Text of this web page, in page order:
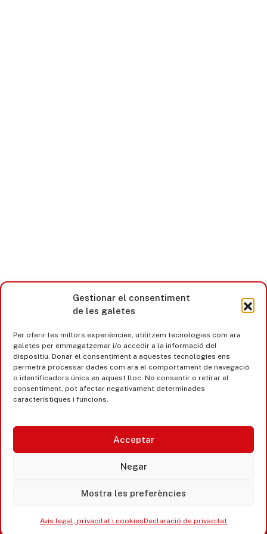
Gestionar el consentiment
de les galetes
Per oferir les millors experiències, utilitzem tecnologies com ara
galetes per emmagatzemar i/o accedir a la informació del
dispositiu. Donar el consentiment a aquestes tecnologies ens
permetrà processar dades com ara el comportament de navegació
o identificadors únics en aquest lloc. No consentir o retirar el
consentiment, pot afectar negativament determinades
característiques i funcions.
Acceptar
Negar
Mostra les preferències
Avís legal, privacitat i cookiesDeclaració de privacitat
Castell d’Aro · Platja d’Aro · S’Agaró
365 www.platjadaro